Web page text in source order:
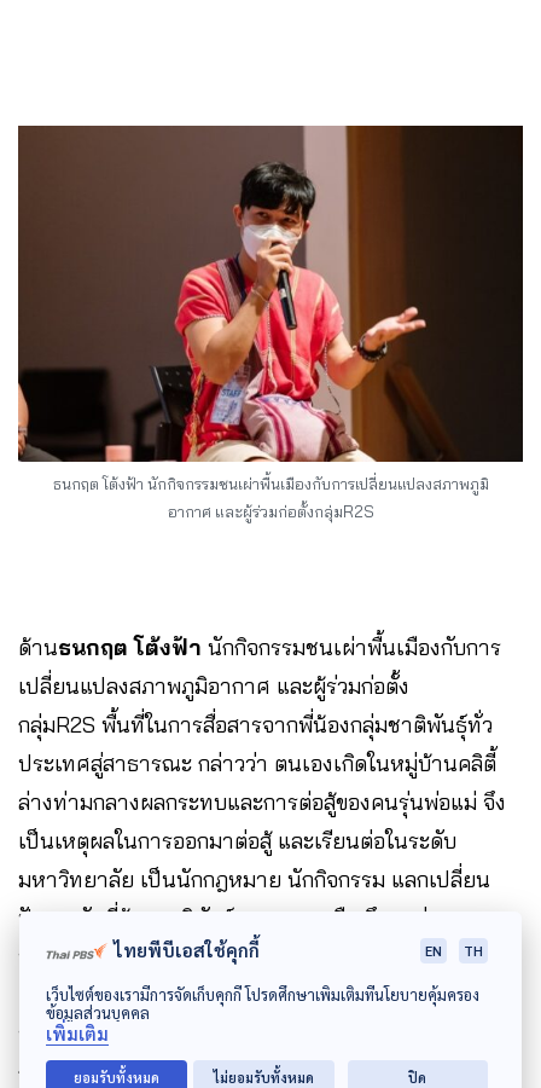
ธนกฤต โต้งฟ้า นักกิจกรรมชนเผ่าพื้นเมืองกับการเปลี่ยนแปลงสภาพภูมิ
อากาศ และผู้ร่วมก่อตั้งกลุ่มR2S
ด้านธนกฤต โต้งฟ้า นักกิจกรรมชนเผ่าพื้นเมืองกับการ
เปลี่ยนแปลงสภาพภูมิอากาศ และผู้ร่วมก่อตั้ง
กลุ่มR2S พื้นที่ในการสื่อสารจากพี่น้องกลุ่มชาติพันธ์ุทั่ว
ประเทศสู่สาธารณะ กล่าวว่า ตนเองเกิดในหมู่บ้านคลิตี้
ล่างท่ามกลางผลกระทบและการต่อสู้ของคนรุ่นพ่อแม่ จึง
เป็นเหตุผลในการออกมาต่อสู้ และเรียนต่อในระดับ
มหาวิทยาลัย เป็นนักกฎหมาย นักกิจกรรม แลกเปลี่ยน
ปัญหากับพี่น้องชาติพันธ์ุทางภาคเหนือ จึงพบว่าหลาย
พื้นที่เจอปัญหาด้านสิทธิที่อยู่อาศัย ที่ทำกิน และการถูก
แสวงหาประโยชน์จากทรัพยากรในพื้นที่ไม่ต่างกัน จึงเริ่ม
ทำงานเป็นเครือข่าย สื่อสารประเด็นชนเผ่าพื้นเมืองกับ
การเปลี่ยนแปลงสภาพภูมิอากาศ พร้อมชักชวนคนเมือง
ไทยพีบีเอสใช้คุกกี้ EN TH
เว็บไซต์ของเรามีการจัดเก็บคุกกี้ โปรดศึกษาเพิ่มเติมที่นโยบายคุ้มครอง
ข้อมูลส่วนบุคคล
เพิ่มเติม
ยอมรับทั้งหมด ไม่ยอมรับทั้งหมด ปิด